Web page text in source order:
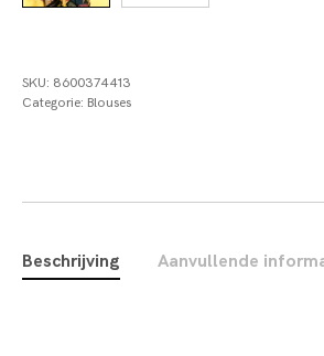
SKU: 8600374413
Categorie: Blouses
Beschrijving Aanvullende